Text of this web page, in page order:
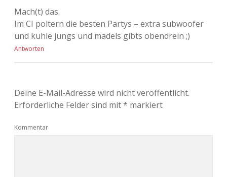
Mach(t) das.
Im CI poltern die besten Partys – extra subwoofer
und kuhle jungs und mädels gibts obendrein ;)
Antworten
Deine E-Mail-Adresse wird nicht veröffentlicht.
Erforderliche Felder sind mit* markiert
Kommentar